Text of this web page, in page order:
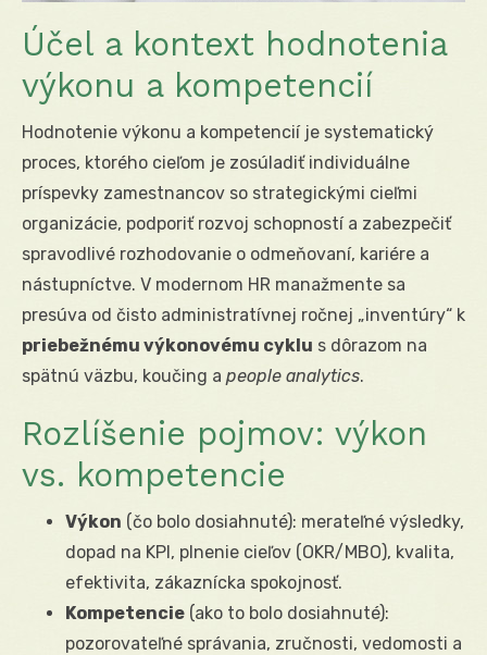
Účel a kontext hodnotenia
výkonu a kompetencií
Hodnotenie výkonu a kompetencií je systematický
proces, ktorého cieľom je zosúladiť individuálne
príspevky zamestnancov so strategickými cieľmi
organizácie, podporiť rozvoj schopností a zabezpečiť
spravodlivé rozhodovanie o odmeňovaní, kariére a
nástupníctve. V modernom HR manažmente sa
presúva od čisto administratívnej ročnej „inventúry“ k
priebežnému výkonovému cyklu s dôrazom na
spätnú väzbu, koučing a people analytics.
Rozlíšenie pojmov: výkon
vs. kompetencie
Výkon (čo bolo dosiahnuté): merateľné výsledky,
dopad na KPI, plnenie cieľov (OKR/MBO), kvalita,
efektivita, zákaznícka spokojnosť.
Kompetencie (ako to bolo dosiahnuté):
pozorovateľné správania, zručnosti, vedomosti a